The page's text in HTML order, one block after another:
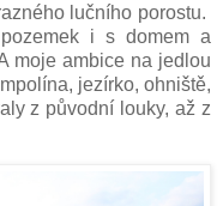
lučního porostu.
i s domem a
moje ambice na jedlou
jezírko, ohniště,
z původní louky, až z